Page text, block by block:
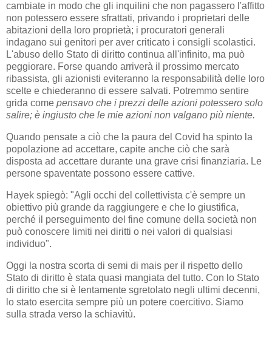
cambiate in modo che gli inquilini che non pagassero l'affitto
non potessero essere sfrattati, privando i proprietari delle
abitazioni della loro proprietà; i procuratori generali
indagano sui genitori per aver criticato i consigli scolastici.
L'abuso dello Stato di diritto continua all'infinito, ma può
peggiorare. Forse quando arriverà il prossimo mercato
ribassista, gli azionisti eviteranno la responsabilità delle loro
scelte e chiederanno di essere salvati. Potremmo sentire
grida come pensavo che i prezzi delle azioni potessero solo
salire; è ingiusto che le mie azioni non valgano più niente.
Quando pensate a ciò che la paura del Covid ha spinto la
popolazione ad accettare, capite anche ciò che sarà
disposta ad accettare durante una grave crisi finanziaria. Le
persone spaventate possono essere cattive.
Hayek spiegò: "Agli occhi del collettivista c'è sempre un
obiettivo più grande da raggiungere e che lo giustifica,
perché il perseguimento del fine comune della società non
può conoscere limiti nei diritti o nei valori di qualsiasi
individuo".
Oggi la nostra scorta di semi di mais per il rispetto dello
Stato di diritto è stata quasi mangiata del tutto. Con lo Stato
di diritto che si è lentamente sgretolato negli ultimi decenni,
lo stato esercita sempre più un potere coercitivo. Siamo
sulla strada verso la schiavitù.